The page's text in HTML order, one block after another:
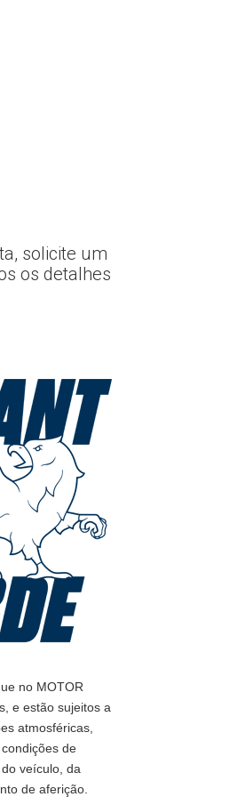
solicite um
os detalhes
no MOTOR
e estão sujeitos a
atmosféricas,
de
veículo, da
de aferição.